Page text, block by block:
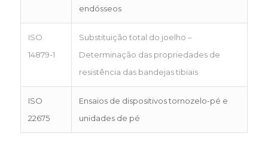
endósseos
ISO
14879-1
Substituição total do joelho –
Determinação das propriedades de
resistência das bandejas tibiais
ISO
22675
Ensaios de dispositivos tornozelo-pé e
unidades de pé